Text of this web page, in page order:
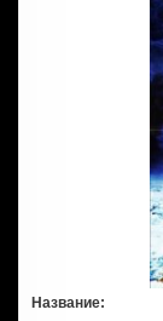
Название: